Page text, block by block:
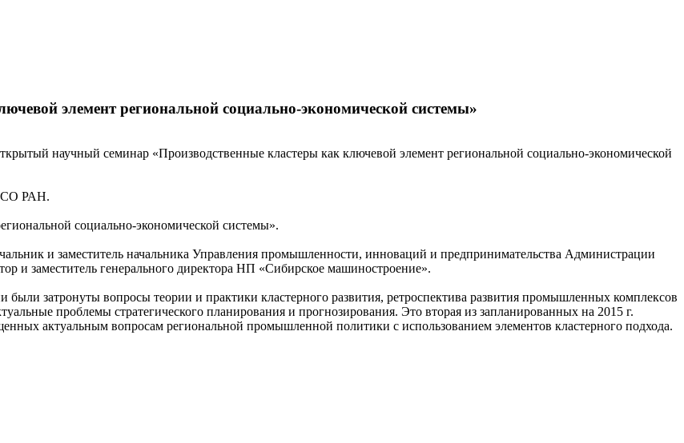
элемент региональной социально-экономической системы»
научный семинар «Производственные кластеры как ключевой элемент региональной социально-экономической
СО РАН.
социально-экономической системы».
и заместитель начальника Управления промышленности, инноваций и предпринимательства Администрации
и заместитель генерального директора НП «Сибирское машиностроение».
затронуты вопросы теории и практики кластерного развития, ретроспектива развития промышленных комплексов
проблемы стратегического планирования и прогнозирования. Это вторая из запланированных на 2015 г.
актуальным вопросам региональной промышленной политики с использованием элементов кластерного подхода.